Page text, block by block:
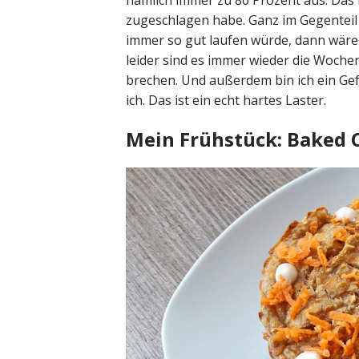
zugeschlagen habe. Ganz im
immer so gut laufen würde, dann
leider sind es immer wieder die
brechen. Und außerdem bin ich ein
ich. Das ist ein echt hartes Laster.
Mein Frühstück: Baked